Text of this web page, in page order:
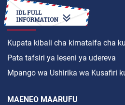
JINSI YA
Kupata kibali cha kimataifa cha
Pata tafsiri ya leseni ya udereva
Mpango wa Ushirika wa Kusafiri
MAENEO MAARUFU